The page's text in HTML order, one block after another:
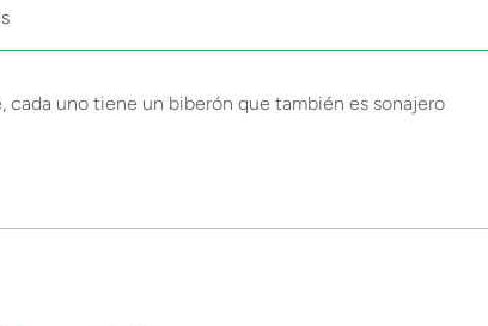
cada uno tiene un biberón que también es sonajero